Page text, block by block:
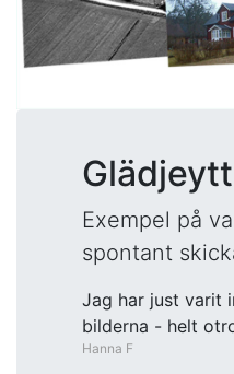
Exempel på
spontant
Jag har just varit
bilderna - helt
Hanna F